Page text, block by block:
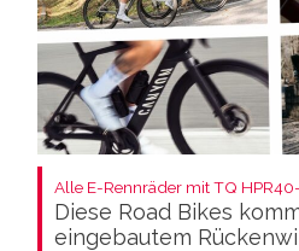
Alle E-Rennräder mit TQ
Diese Road Bikes
eingebautem